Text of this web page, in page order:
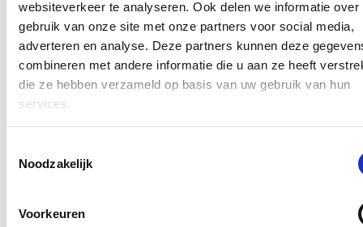
websiteverkeer te analyseren. Ook delen we informatie over
gebruik van onze site met onze partners voor social media,
adverteren en analyse. Deze partners kunnen deze
combineren met andere informatie die u aan ze heeft
die ze hebben verzameld op basis van uw gebruik van hun
services.
Noodzakelijk
Voorkeuren
toegestaan. Bij contant boven 3.000 euro is
identificatieplicht gebruikelijk. Vraag vooraf wat
Zelf naar de sloperij of via een platform?
Zelf naar een sloperij
Direct mee te nemen vrijwaring